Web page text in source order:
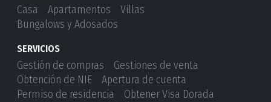
Casa Apartamentos
Villas
Bungalows y Adosados
SERVICIOS
Gestión de compras
Gestiones de venta
Obtención de NIE
Apertura de cuenta
Permiso de residencia
Obtener Visa Dorada